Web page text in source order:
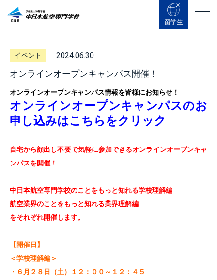
留学生
イベント 2024.06.30
オンラインオープンキャンパス開催！
オンラインオープンキャンパス情報を皆様にお知らせ！
オンラインオープンキャンパスのお
申し込みはこちらをクリック
自宅から顔出し不要で気軽に参加できるオンラインオープンキャ
ンパスを開催！
中日本航空専門学校のことをもっと知れる学校理解編
航空業界のことをもっと知れる業界理解編
をそれぞれ開催します。
【開催日】
＜学校理解編＞
・６月２８日（土）１２：００～１２：４５